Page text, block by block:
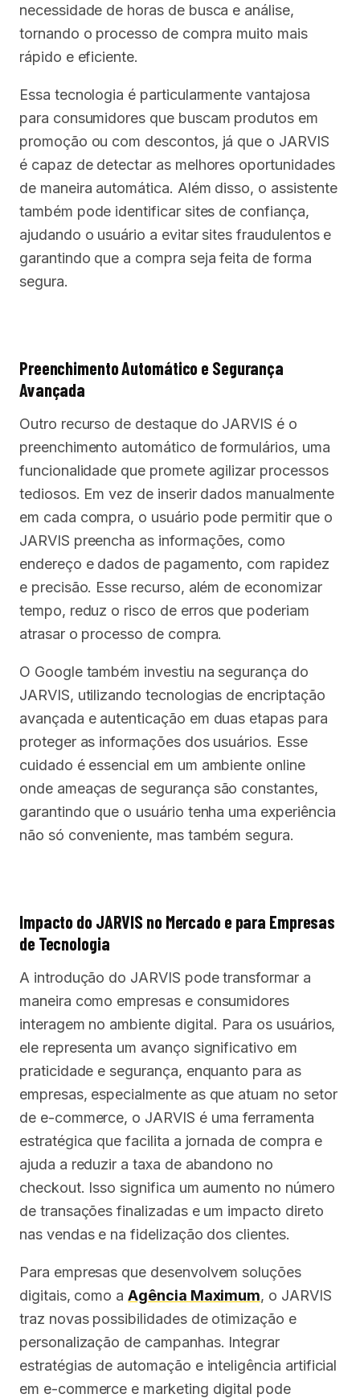
necessidade de horas de busca e análise,
tornando o processo de compra muito mais
rápido e eficiente.
Essa tecnologia é particularmente vantajosa
para consumidores que buscam produtos em
promoção ou com descontos, já que o JARVIS
é capaz de detectar as melhores oportunidades
de maneira automática. Além disso, o assistente
também pode identificar sites de confiança,
ajudando o usuário a evitar sites fraudulentos e
garantindo que a compra seja feita de forma
segura.
Preenchimento Automático e Segurança
Avançada
Outro recurso de destaque do JARVIS é o
preenchimento automático de formulários, uma
funcionalidade que promete agilizar processos
tediosos. Em vez de inserir dados manualmente
em cada compra, o usuário pode permitir que o
JARVIS preencha as informações, como
endereço e dados de pagamento, com rapidez
e precisão. Esse recurso, além de economizar
tempo, reduz o risco de erros que poderiam
atrasar o processo de compra.
O Google também investiu na segurança do
JARVIS, utilizando tecnologias de encriptação
avançada e autenticação em duas etapas para
proteger as informações dos usuários. Esse
cuidado é essencial em um ambiente online
onde ameaças de segurança são constantes,
garantindo que o usuário tenha uma experiência
não só conveniente, mas também segura.
Impacto do JARVIS no Mercado e para Empresas
de Tecnologia
A introdução do JARVIS pode transformar a
maneira como empresas e consumidores
interagem no ambiente digital. Para os usuários,
ele representa um avanço significativo em
praticidade e segurança, enquanto para as
empresas, especialmente as que atuam no setor
de e-commerce, o JARVIS é uma ferramenta
estratégica que facilita a jornada de compra e
ajuda a reduzir a taxa de abandono no
checkout. Isso significa um aumento no número
de transações finalizadas e um impacto direto
nas vendas e na fidelização dos clientes.
Para empresas que desenvolvem soluções
digitais, como aAgência Maximum, o JARVIS
traz novas possibilidades de otimização e
personalização de campanhas. Integrar
estratégias de automação e inteligência artificial
em e-commerce e marketing digital pode